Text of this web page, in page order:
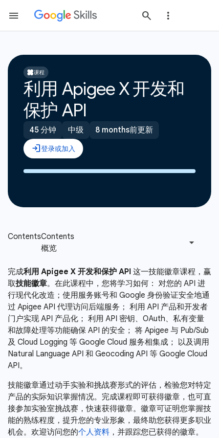
课程
利用 Apigee X 开发和
保护 API
45 分钟 中级 8 months前更新
完成利用 Apigee X 开发和保护 API 这一技能徽章课程，赢
取技能徽章。在此课程中，您将学习如何： 对您的 API 进
行现代化改造；使用服务账号和 Google 身份验证安全地通
过 Apigee API 代理访问后端服务； 利用 API 产品和开发者
门户实现 API 产品化； 利用 API 密钥、OAuth、私有变量
和故障处理等功能确保 API 的安全； 将 Apigee 与 Pub/Sub
及 Cloud Logging 等 Google Cloud 服务相集成； 以及调用
Natural Language API 和 Geocoding API 等 Google Cloud
API。
技能徽章通过动手实验和挑战赛形式的评估，检验您对特定
产品的实际知识掌握情况。完成课程即可获得徽章，也可直
接参加实验室挑战赛，快速获得徽章。徽章可证明您掌握技
能的熟练程度，提升您的专业形象，最终助您获得更多职业
机会。欢迎访问您的个人资料 ，并跟踪您已获得的徽章。